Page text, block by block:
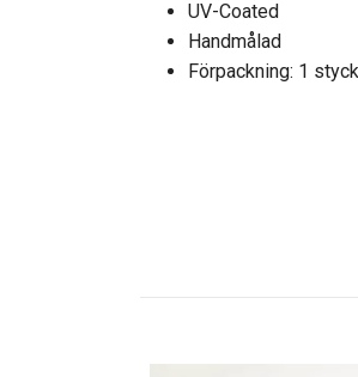
UV-Coated
Handmålad
Förpackning: 1 styck